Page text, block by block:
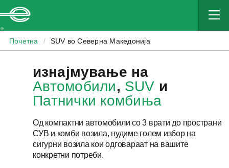
Почетна / SUV во Северна Македонија
изнајмување на
Автомобили, SUV и
Патнички комбиња
Од компактни автомобили со 3 врати до пространи
СУВ и комби возила, нудиме голем избор на
сигурни возила кои одговараат на вашите
конкретни потреби.